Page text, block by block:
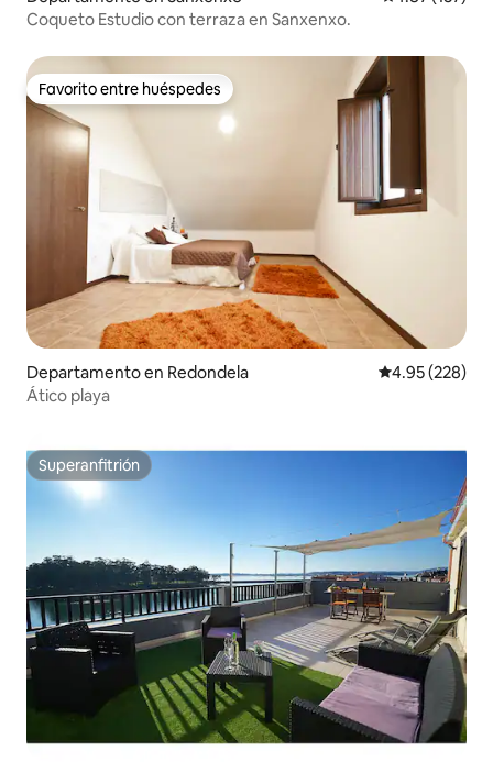
Coqueto Estudio con terraza en Sanxenxo.
Favorito entre huéspedes
Favorito entre huéspedes
Departamento en Redondela Calificación
4.95 (228)
Ático playa
Superanfitrión
Superanfitrión